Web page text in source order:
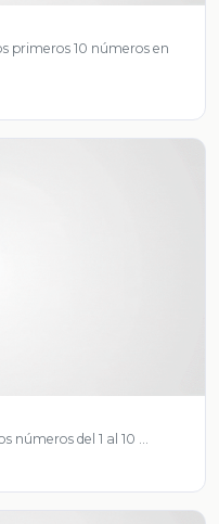
primeros 10 números en
números del 1 al 10 …